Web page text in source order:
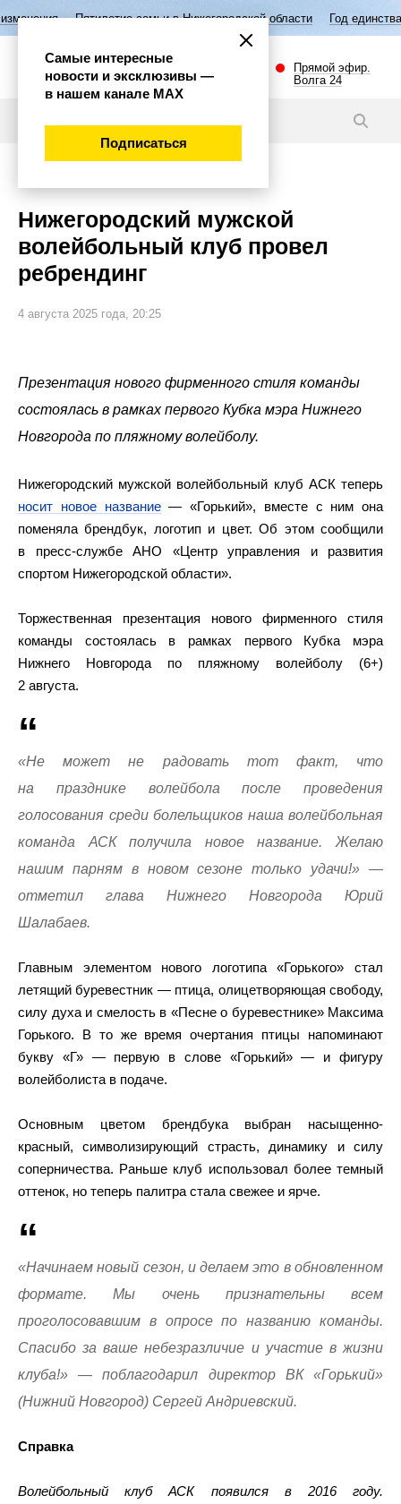
семьи в Нижегородской области Год единства народов России
Прямой эфир.
Волга 24
Нижегородский мужской
волейбольный клуб провел
ребрендинг
4 августа 2025 года, 20:25
Презентация нового фирменного стиля команды
состоялась в рамках первого Кубка мэра Нижнего
Новгорода по пляжному волейболу.
Нижегородский мужской волейбольный клуб АСК теперь
носит новое название— «Горький», вместе с ним она
поменяла брендбук, логотип и цвет. Об этом сообщили
в пресс-службе АНО «Центр управления и развития
спортом Нижегородской области».
Торжественная презентация нового фирменного стиля
команды состоялась в рамках первого Кубка мэра
Нижнего Новгорода по пляжному волейболу (6+)
2 августа.
«Не может не радовать тот факт, что
на празднике волейбола после проведения
голосования среди болельщиков наша волейбольная
команда АСК получила новое название. Желаю
нашим парням в новом сезоне только удачи!» —
отметил глава Нижнего Новгорода Юрий
Шалабаев.
Главным элементом нового логотипа «Горького» стал
летящий буревестник — птица, олицетворяющая свободу,
силу духа и смелость в «Песне о буревестнике» Максима
Горького. В то же время очертания птицы напоминают
букву «Г» — первую в слове «Горький» — и фигуру
волейболиста в подаче.
Основным цветом брендбука выбран насыщенно-
красный, символизирующий страсть, динамику и силу
соперничества. Раньше клуб использовал более темный
оттенок, но теперь палитра стала свежее и ярче.
«Начинаем новый сезон, и делаем это в обновленном
формате. Мы очень признательны всем
проголосовавшим в опросе по названию команды.
Спасибо за ваше небезразличие и участие в жизни
клуба!» — поблагодарил директор ВК «Горький»
(Нижний Новгород) Сергей Андриевский.
Справка
Волейбольный клуб АСК появился в 2016 году.
Самые интересные
новости и эксклюзивы —
в нашем канале МАХ
Подписаться